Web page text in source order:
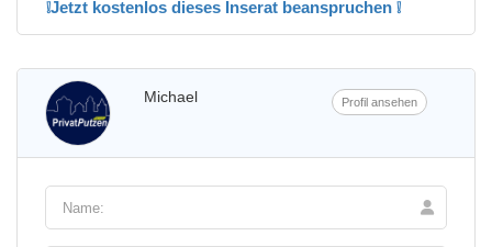
❕Jetzt kostenlos dieses Inserat beanspruchen ❕
Michael Profil ansehen